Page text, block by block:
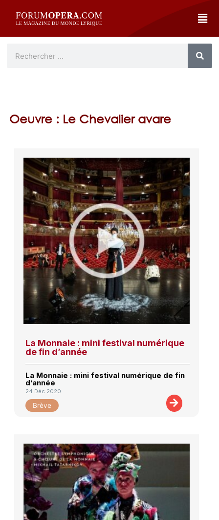
Oeuvre : Le Chevalier avare
La Monnaie : mini festival numérique
de fin d’année
La Monnaie : mini festival numérique de fin
d’année
24 Déc 2020
Brève